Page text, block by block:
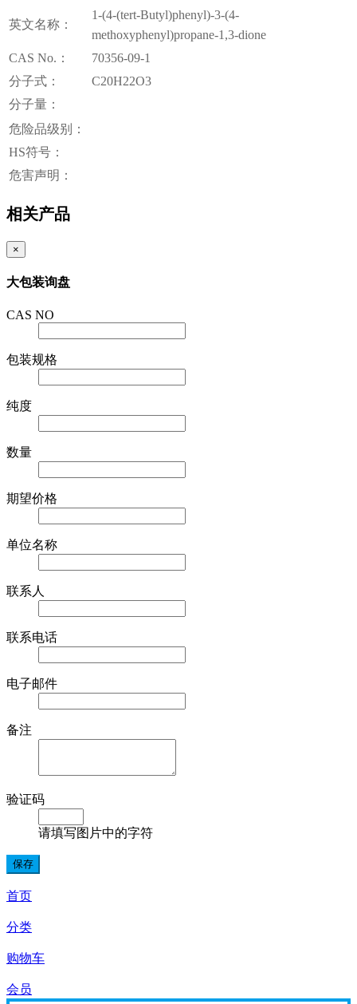
英文名称：
1-(4-(tert-Butyl)phenyl)-3-(4-
methoxyphenyl)propane-1,3-dione
CAS No.：
70356-09-1
分子式：
C20H22O3
分子量：
危险品级别：
HS符号：
危害声明：
相关产品
×
大包装询盘
CAS NO
包装规格
纯度
数量
期望价格
单位名称
联系人
联系电话
电子邮件
备注
验证码
请填写图片中的字符
首页
分类
购物车
会员